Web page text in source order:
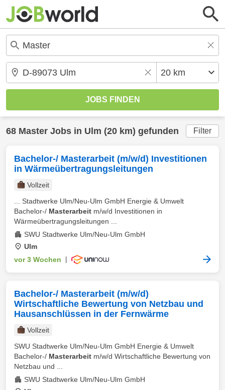
68 Master Jobs in Ulm (20 km) gefunden Filter
Bachelor-/ Masterarbeit (m/w/d) Investitionen
in Wärmeübertragungsleitungen
Vollzeit
... Stadtwerke Ulm/Neu-Ulm GmbH Energie & Umwelt
Bachelor-/ Masterarbeit m/w/d Investitionen in
Wärmeübertragungsleitungen ...
SWU Stadtwerke Ulm/Neu-Ulm GmbH
Ulm
vor 3 Wochen
Bachelor-/ Masterarbeit (m/w/d)
Wirtschaftliche Bewertung von Netzbau und
Hausanschlüssen in der Fernwärme
Vollzeit
SWU Stadtwerke Ulm/Neu-Ulm GmbH Energie & Umwelt
Bachelor-/ Masterarbeit m/w/d Wirtschaftliche Bewertung von
Netzbau und ...
SWU Stadtwerke Ulm/Neu-Ulm GmbH